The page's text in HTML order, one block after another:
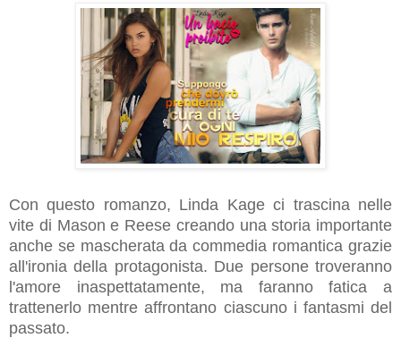
Con questo romanzo, Linda Kage ci trascina nelle
vite di Mason e Reese creando una storia importante
anche se mascherata da commedia romantica grazie
all'ironia della protagonista. Due persone troveranno
l'amore inaspettatamente, ma faranno fatica a
trattenerlo mentre affrontano ciascuno i fantasmi del
passato.